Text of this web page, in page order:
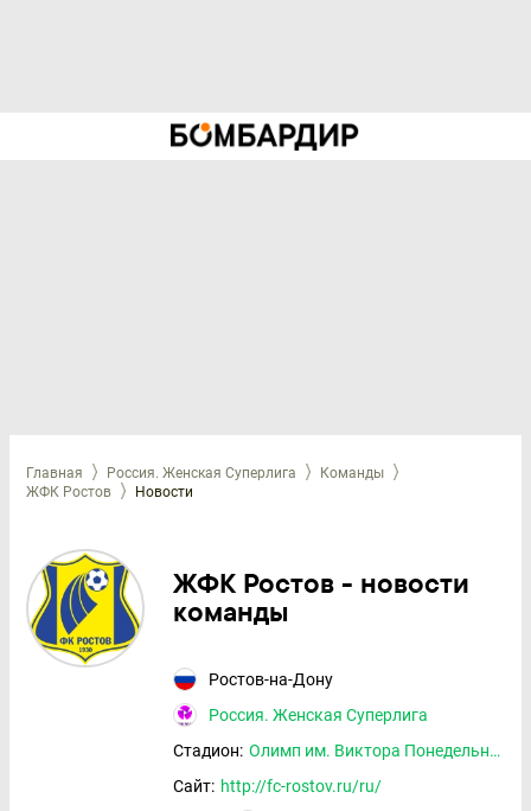
Главная Россия. Женская Суперлига
Команды
ЖФК Ростов
Новости
ЖФК Ростов - новости
команды
Ростов-на-Дону
Россия. Женская Суперлига
Стадион:
Олимп им. Виктора Понедельника
Сайт: http://fc-rostov.ru/ru/